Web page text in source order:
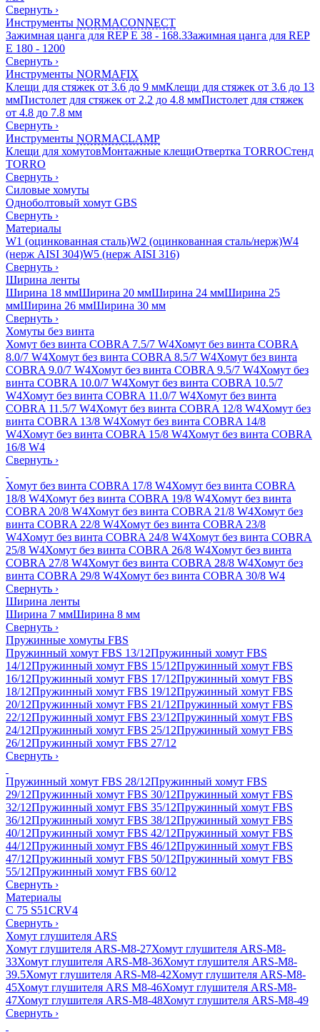
Свернуть ›
Инструменты NORMACONNECT
Зажимная цанга для REP E 38 - 168.3Зажимная цанга для REP
E 180 - 1200
Свернуть ›
Инструменты NORMAFIX
Клещи для стяжек от 3.6 до 9 ммКлещи для стяжек от 3.6 до 13
ммПистолет для стяжек от 2.2 до 4.8 ммПистолет для стяжек
от 4.8 до 7.8 мм
Свернуть ›
Инструменты NORMACLAMP
Клещи для хомутовМонтажные клещиОтвертка TORROСтенд
TORRO
Свернуть ›
Силовые хомуты
Одноболтовый хомут GBS
Свернуть ›
Материалы
W1 (оцинкованная сталь)W2 (оцинкованная сталь/нерж)W4
(нерж AISI 304)W5 (нерж AISI 316)
Свернуть ›
Ширина ленты
Ширина 18 ммШирина 20 ммШирина 24 ммШирина 25
ммШирина 26 ммШирина 30 мм
Свернуть ›
Хомуты без винта
Хомут без винта COBRA 7.5/7 W4Хомут без винта COBRA
8.0/7 W4Хомут без винта COBRA 8.5/7 W4Хомут без винта
COBRA 9.0/7 W4Хомут без винта COBRA 9.5/7 W4Хомут без
винта COBRA 10.0/7 W4Хомут без винта COBRA 10.5/7
W4Хомут без винта COBRA 11.0/7 W4Хомут без винта
COBRA 11.5/7 W4Хомут без винта COBRA 12/8 W4Хомут без
винта COBRA 13/8 W4Хомут без винта COBRA 14/8
W4Хомут без винта COBRA 15/8 W4Хомут без винта COBRA
16/8 W4
Свернуть ›
Хомут без винта COBRA 17/8 W4Хомут без винта COBRA
18/8 W4Хомут без винта COBRA 19/8 W4Хомут без винта
COBRA 20/8 W4Хомут без винта COBRA 21/8 W4Хомут без
винта COBRA 22/8 W4Хомут без винта COBRA 23/8
W4Хомут без винта COBRA 24/8 W4Хомут без винта COBRA
25/8 W4Хомут без винта COBRA 26/8 W4Хомут без винта
COBRA 27/8 W4Хомут без винта COBRA 28/8 W4Хомут без
винта COBRA 29/8 W4Хомут без винта COBRA 30/8 W4
Свернуть ›
Ширина ленты
Ширина 7 ммШирина 8 мм
Свернуть ›
Пружинные хомуты FBS
Пружинный хомут FBS 13/12Пружинный хомут FBS
14/12Пружинный хомут FBS 15/12Пружинный хомут FBS
16/12Пружинный хомут FBS 17/12Пружинный хомут FBS
18/12Пружинный хомут FBS 19/12Пружинный хомут FBS
20/12Пружинный хомут FBS 21/12Пружинный хомут FBS
22/12Пружинный хомут FBS 23/12Пружинный хомут FBS
24/12Пружинный хомут FBS 25/12Пружинный хомут FBS
26/12Пружинный хомут FBS 27/12
Свернуть ›
Пружинный хомут FBS 28/12Пружинный хомут FBS
29/12Пружинный хомут FBS 30/12Пружинный хомут FBS
32/12Пружинный хомут FBS 35/12Пружинный хомут FBS
36/12Пружинный хомут FBS 38/12Пружинный хомут FBS
40/12Пружинный хомут FBS 42/12Пружинный хомут FBS
44/12Пружинный хомут FBS 46/12Пружинный хомут FBS
47/12Пружинный хомут FBS 50/12Пружинный хомут FBS
55/12Пружинный хомут FBS 60/12
Свернуть ›
Материалы
C 75 S51CRV4
Свернуть ›
Хомут глушителя ARS
Хомут глушителя ARS-M8-27Хомут глушителя ARS-M8-
33Хомут глушителя ARS-M8-36Хомут глушителя ARS-M8-
39.5Хомут глушителя ARS-M8-42Хомут глушителя ARS-M8-
45Хомут глушителя ARS M8-46Хомут глушителя ARS-M8-
47Хомут глушителя ARS-M8-48Хомут глушителя ARS-M8-49
Свернуть ›